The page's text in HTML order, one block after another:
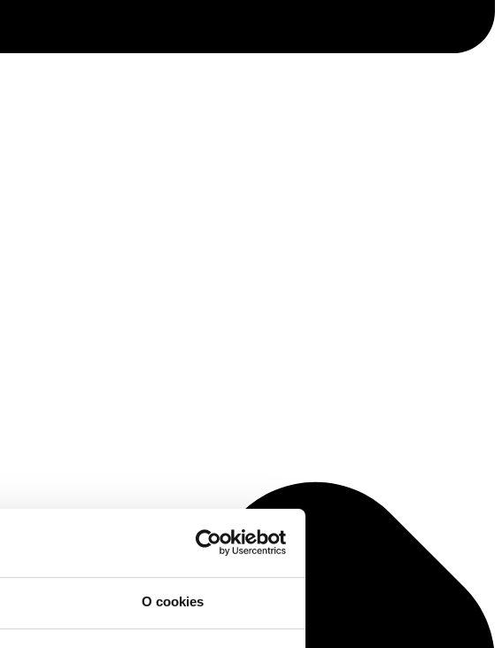
O cookies